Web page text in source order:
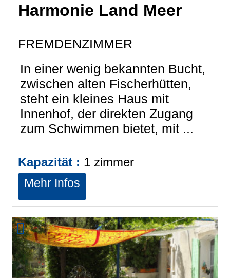
Harmonie Land Meer
FREMDENZIMMER
In einer wenig bekannten Bucht,
zwischen alten Fischerhütten,
steht ein kleines Haus mit
Innenhof, der direkten Zugang
zum Schwimmen bietet, mit ...
Kapazität : 1 zimmer
Mehr Infos